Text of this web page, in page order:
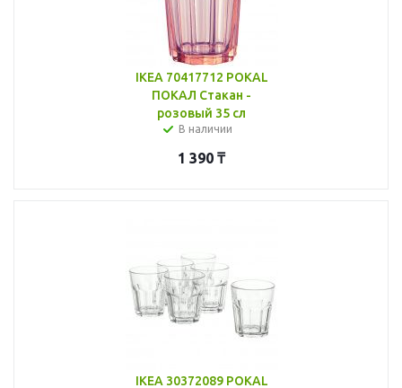
IKEA 70417712 POKAL
ПОКАЛ Стакан -
розовый 35 сл
В наличии
1 390 ₸
IKEA 30372089 POKAL